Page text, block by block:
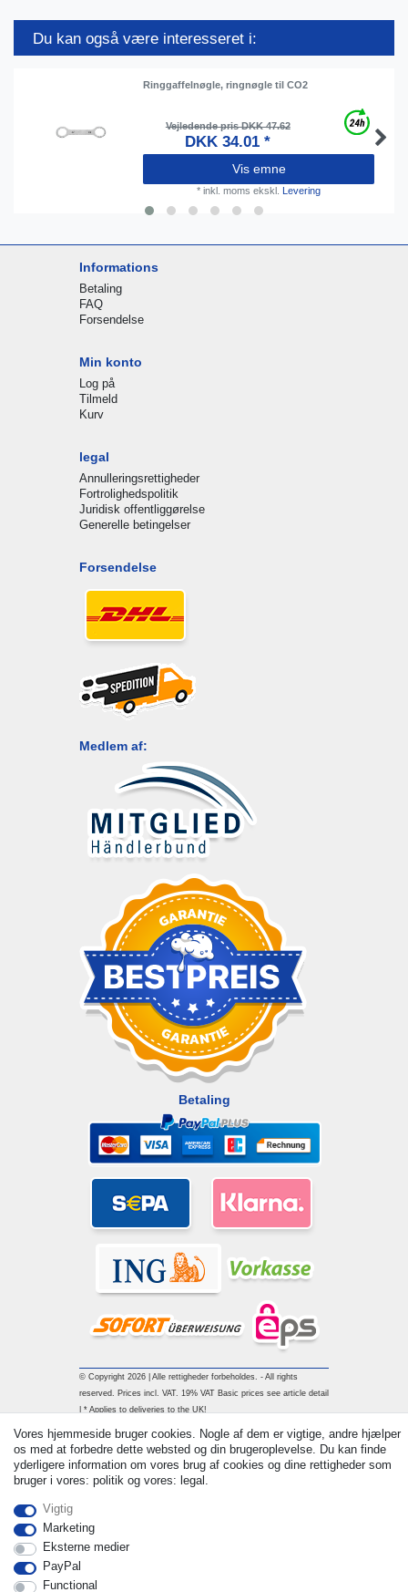
Du kan også være interesseret i:
Ringgaffelnøgle, ringnøgle til CO2
Vejledende pris DKK 47.62
DKK 34.01 *
Vis emne
* inkl. moms ekskl. Levering
Informations
Betaling
FAQ
Forsendelse
Min konto
Log på
Tilmeld
Kurv
legal
Annulleringsrettigheder
Fortrolighedspolitik
Juridisk offentliggørelse
Generelle betingelser
Forsendelse
Medlem af:
Betaling
© Copyright 2026 | Alle rettigheder forbeholdes. - All rights
reserved. Prices incl. VAT. 19% VAT Basic prices see article detail
| * Applies to deliveries to the UK!
Vores hjemmeside bruger cookies. Nogle af dem er vigtige, andre hjælper
os med at forbedre dette websted og din brugeroplevelse. Du kan finde
yderligere information om vores brug af cookies og dine rettigheder som
bruger i vores: politik og vores: legal.
Vigtig
Marketing
Eksterne medier
PayPal
Functional
Withdraw from contract here Kontakt